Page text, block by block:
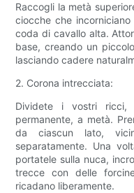
Raccogli la metà
ciocche che
coda di cavallo alta.
base, creando un
lasciando cadere
2. Corona intrecciata:
Dividete i vostri ricci,
permanente, a metà.
da ciascun lato,
separatamente. Una
portatele sulla nuca,
trecce con delle
ricadano liberamente.